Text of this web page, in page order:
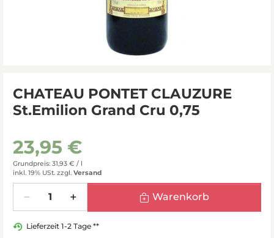
CHATEAU PONTET CLAUZURE
St.Emilion Grand Cru 0,75
23,95 €
Grundpreis: 31,93 € / l
inkl. 19% USt. zzgl. Versand
Warenkorb
Lieferzeit 1-2 Tage **